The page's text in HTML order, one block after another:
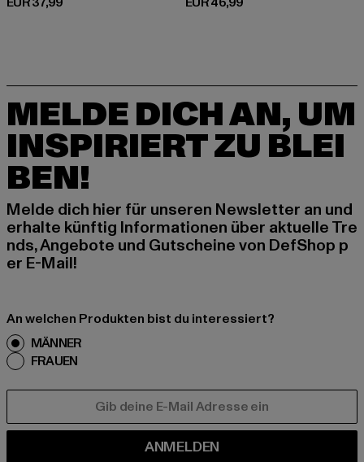
MELDE DICH AN, UM
INSPIRIERT ZU BLEI
BEN!
Melde dich hier für unseren Newsletter an und
erhalte künftig Informationen über aktuelle Tre
nds, Angebote und Gutscheine von DefShop p
er E-Mail!
An welchen Produkten bist du interessiert?
MÄNNER
FRAUEN
ANMELDEN